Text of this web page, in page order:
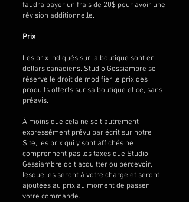
faudra payer un frais de 20$ pour avoir une
révision additionnelle.
Prix
Les prix indiqués sur la boutique sont en
dollars canadiens. Studio Gessiambre se
réserve le droit de modifier le prix des
produits offerts sur sa boutique et ce, sans
préavis.
À moins que cela ne soit autrement
expressément prévu par écrit sur notre
Site, les prix qui y sont affichés ne
comprennent pas les taxes que Studio
Gessiambre doit acquitter ou percevoir,
lesquelles seront à votre charge et seront
ajoutées au prix au moment de passer
votre commande.